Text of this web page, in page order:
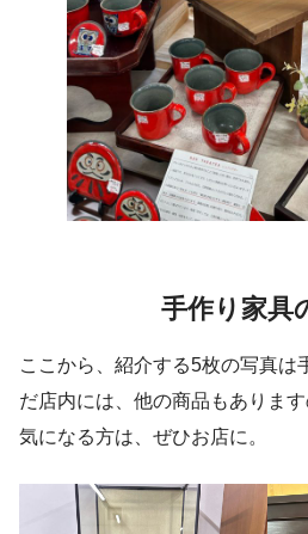
手作り家具
ここから、紹介する5枚の写真は
だ店内には、他の商品もあります
気になる方は、ぜひお店に。